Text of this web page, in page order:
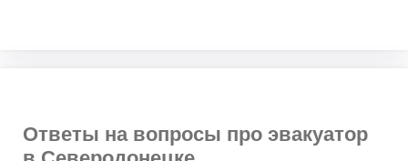
Ответы на вопросы про эвакуатор